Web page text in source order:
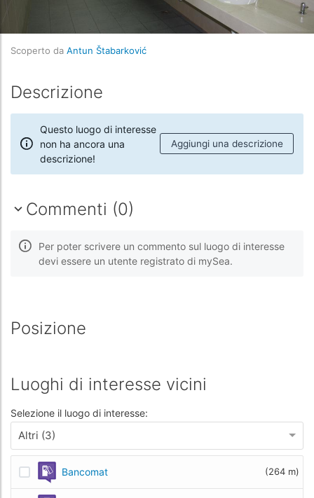
Scoperto da Antun Štabarković
Descrizione
Questo luogo di interesse
non ha ancora una
descrizione!
Aggiungi una descrizione
Commenti (0)
Per poter scrivere un commento sul luogo di interesse
devi essere un utente registrato di mySea.
Posizione
Luoghi di interesse vicini
Selezione il luogo di interesse:
Altri (3)
Bancomat (264 m)